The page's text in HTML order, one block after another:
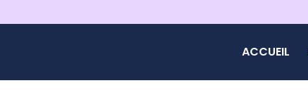
ACCUEIL